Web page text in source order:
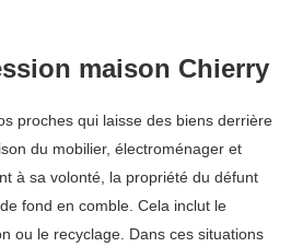
maison Chierry
proches qui laisse des biens derrière
du mobilier, électroménager et
à sa volonté, la propriété du défunt
fond en comble. Cela inclut le
ou le recyclage. Dans ces situations